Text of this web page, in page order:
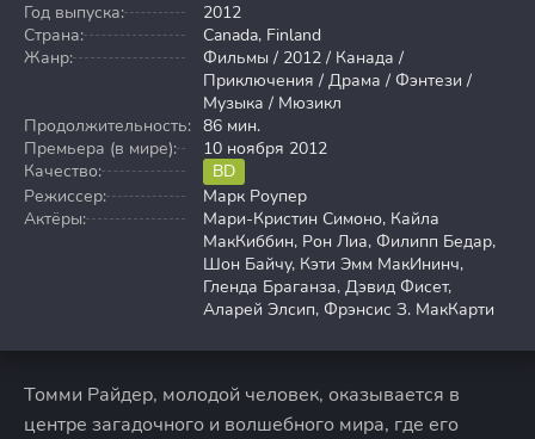
Год выпуска:
2012
Страна:
Canada, Finland
Жанр:
Фильмы / 2012 / Канада /
Приключения / Драма / Фэнтези /
Музыка / Мюзикл
Продолжительность: 86 мин.
Премьера (в мире):
10 ноября 2012
Качество:
BD
Режиссер:
Марк Роупер
Актёры:
Мари-Кристин Симоно, Кайла
МакКиббин, Рон Лиа, Филипп Бедар,
Шон Байчу, Кэти Эмм МакИнинч,
Гленда Браганза, Дэвид Фисет,
Аларей Элсип, Фрэнсис З. МакКарти
Томми Райдер, молодой человек, оказывается в
центре загадочного и волшебного мира, где его